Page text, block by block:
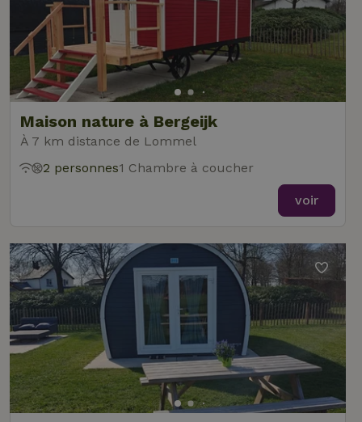
Maison nature à Bergeijk
À 7 km distance de Lommel
2 personnes1 Chambre à coucher
voir